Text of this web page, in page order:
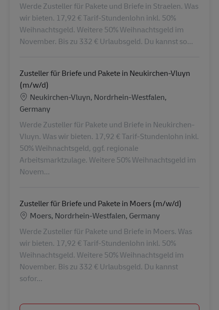
Werde Zusteller für Pakete und Briefe in Straelen. Was
wir bieten. 17,92 € Tarif-Stundenlohn inkl. 50%
Weihnachtsgeld. Weitere 50% Weihnachtsgeld im
November. Bis zu 332 € Urlaubsgeld. Du kannst so...
Zusteller für Briefe und Pakete in Neukirchen-Vluyn
(m/w/d)
Localização
Neukirchen-Vluyn, Nordrhein-Westfalen,
Germany
Werde Zusteller für Pakete und Briefe in Neukirchen-
Vluyn. Was wir bieten. 17,92 € Tarif-Stundenlohn inkl.
50% Weihnachtsgeld, ggf. regionale
Arbeitsmarktzulage. Weitere 50% Weihnachtsgeld im
Novem...
Zusteller für Briefe und Pakete in Moers (m/w/d)
Localização
Moers, Nordrhein-Westfalen, Germany
Werde Zusteller für Pakete und Briefe in Moers. Was
wir bieten. 17,92 € Tarif-Stundenlohn inkl. 50%
Weihnachtsgeld. Weitere 50% Weihnachtsgeld im
November. Bis zu 332 € Urlaubsgeld. Du kannst
sofor...